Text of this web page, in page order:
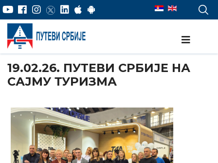
19.02.26. ПУТЕВИ СРБИЈЕ НА
САЈМУ ТУРИЗМА